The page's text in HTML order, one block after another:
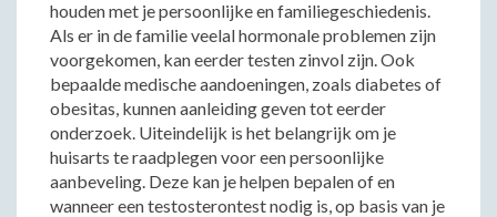
houden met je persoonlijke en familiegeschiedenis.
Als er in de familie veelal hormonale problemen zijn
voorgekomen, kan eerder testen zinvol zijn. Ook
bepaalde medische aandoeningen, zoals diabetes of
obesitas, kunnen aanleiding geven tot eerder
onderzoek. Uiteindelijk is het belangrijk om je
huisarts te raadplegen voor een persoonlijke
aanbeveling. Deze kan je helpen bepalen of en
wanneer een testosterontest nodig is, op basis van je